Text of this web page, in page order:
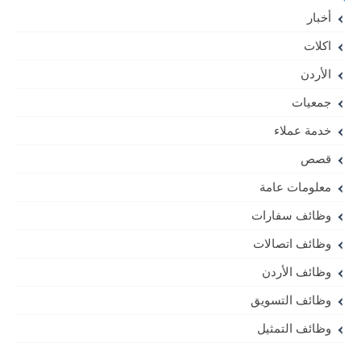
أخبار
اكلات
الأردن
جمعيات
خدمة عملاء
قصص
معلومات عامة
وظائف سفارات
وظائف اتصالات
وظائف الأردن
وظائف التسويق
وظائف التمثيل